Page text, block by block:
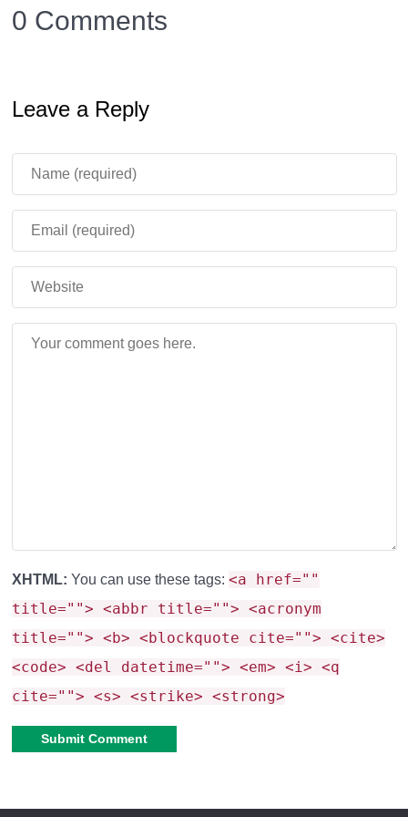
0 Comments
Leave a Reply
XHTML: You can use these tags: <a href=""
title=""> <abbr title=""> <acronym
title=""> <b> <blockquote cite=""> <cite>
<code> <del datetime=""> <em> <i> <q
cite=""> <s> <strike> <strong>